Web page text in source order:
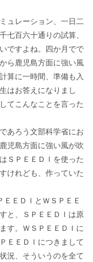
ュレーション、一日二
七百六十通りの試算、
ですよね。四か月でで
ら鹿児島方面に強い風
算に一時間、準備も入
はお答えになりまし
てこんなことを言った
あろう文部科学省にお
児島方面に強い風が吹
ＳＰＥＥＤＩを使った
けれども、作っていた
ＥＤＩとＷＳＰＥＥ
と、ＳＰＥＥＤＩは原
す。ＷＳＰＥＥＤＩに
ＥＥＤＩにつきまして
況、そういうのを全て